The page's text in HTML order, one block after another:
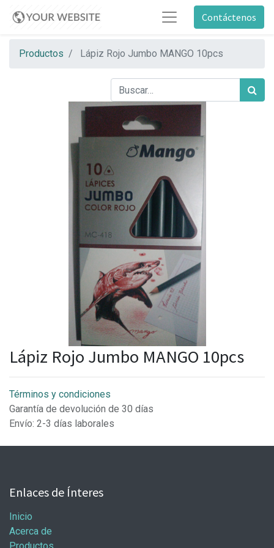
Contáctenos
Productos Lápiz Rojo Jumbo MANGO 10pcs
Lápiz Rojo Jumbo MANGO 10pcs
Términos y condiciones
Garantía de devolución de 30 días
Envío: 2-3 días laborales
Enlaces de Ínteres
Inicio
Acerca de